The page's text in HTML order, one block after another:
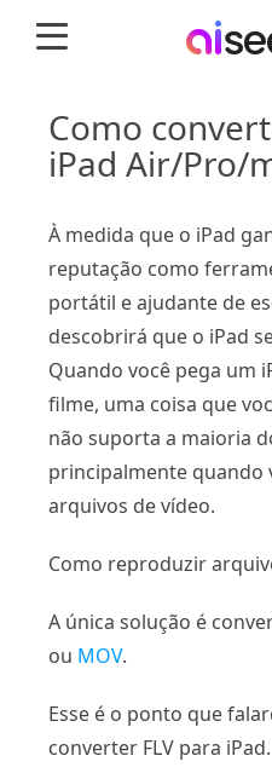
Como
iPad Air/Pro/
À medida que o iPad
reputação como
portátil e ajudante de
descobrirá que o iPad
Quando você pega um
filme, uma coisa que
não suporta a maioria
principalmente quando
arquivos de vídeo.
Como reproduzir
A única solução é
ou MOV.
Esse é o ponto que
converter FLV para iPad.